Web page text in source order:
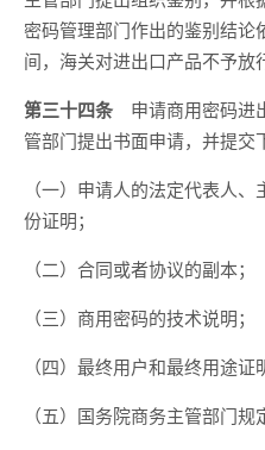
密码管理部门作出的鉴别结
间，海关对进出口产品不予放
第三十四条 申请商用密码进
管部门提出书面申请，并提交
（一）申请人的法定代表人
份证明；
（二）合同或者协议的副本；
（三）商用密码的技术说明；
（四）最终用户和最终用途证
（五）国务院商务主管部门规